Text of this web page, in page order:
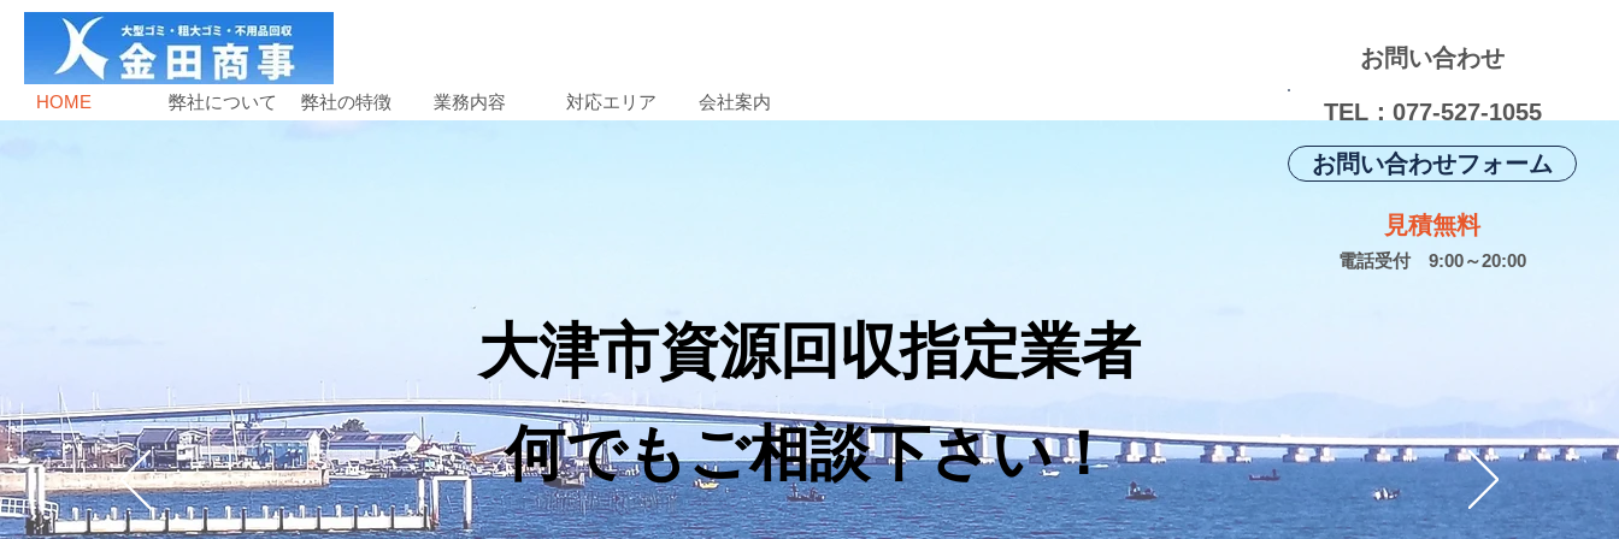
お問い合わせ
TEL：077-527-1055
お問い合わせフォーム
見積無料
電話受付 9:00～20:00
HOME 弊社について 弊社の特徴 業務内容 対応エリア 会社案内
大津市資源回収指定業者
何でもご相談下さい！